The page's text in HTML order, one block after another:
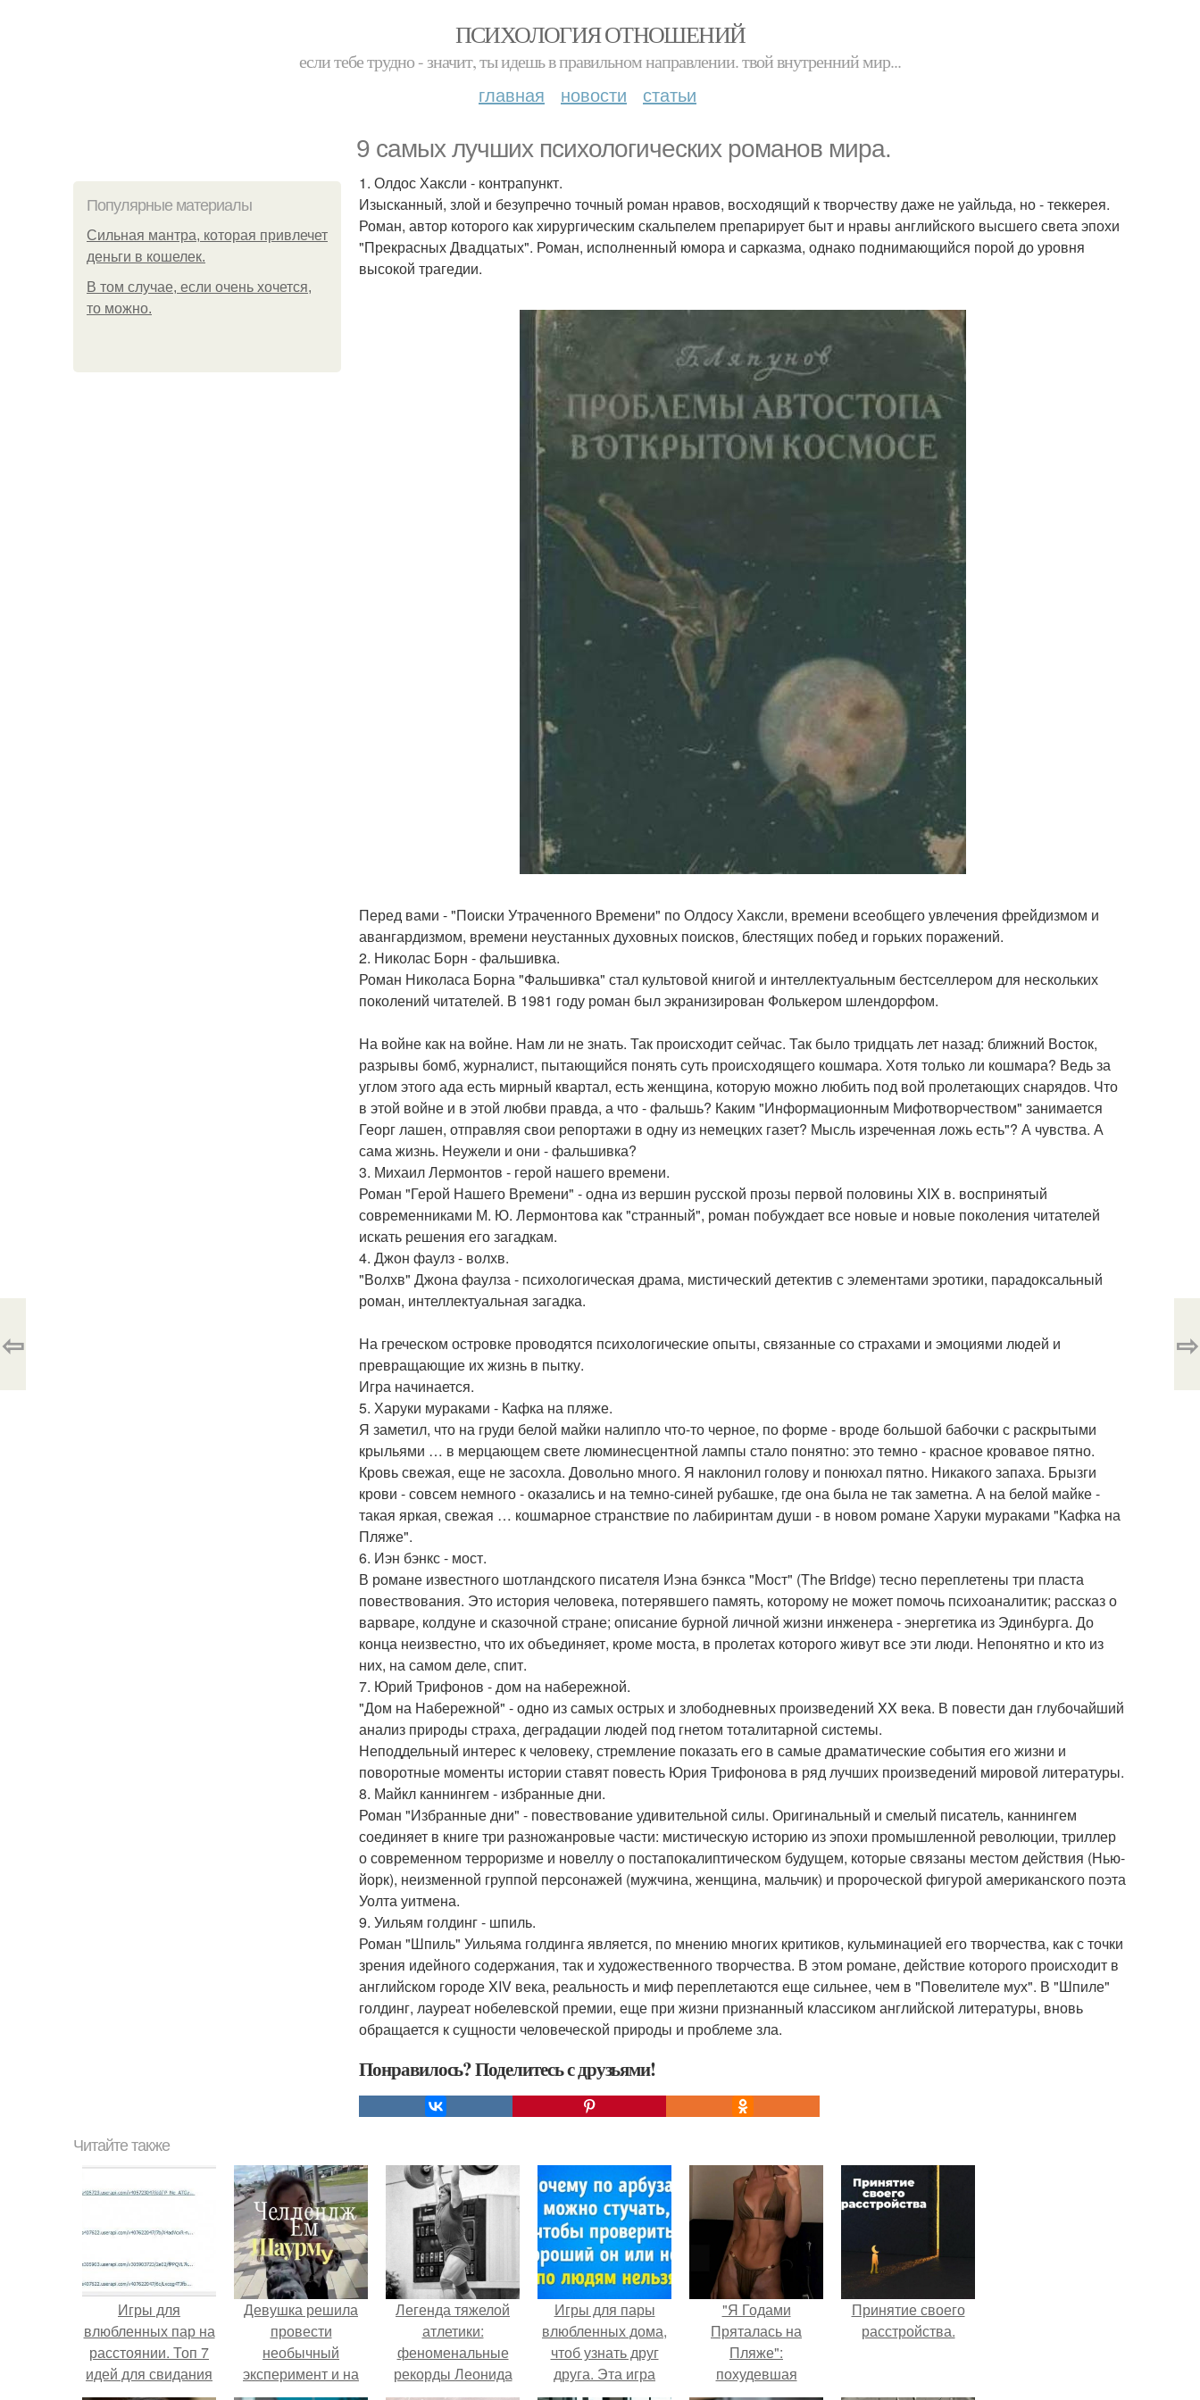
ПСИХОЛОГИЯ ОТНОШЕНИЙ
если тебе трудно - значит, ты идешь в правильном направлении. твой внутренний мир...
главная новости статьи
9 самых лучших психологических романов мира.
Популярные материалы
Сильная мантра, которая привлечет
деньги в кошелек.
В том случае, если очень хочется,
то можно.
1. Олдос Хаксли - контрапункт.
Изысканный, злой и безупречно точный роман нравов, восходящий к творчеству даже не уайльда, но - теккерея.
Роман, автор которого как хирургическим скальпелем препарирует быт и нравы английского высшего света эпохи
"Прекрасных Двадцатых". Роман, исполненный юмора и сарказма, однако поднимающийся порой до уровня
высокой трагедии.
Перед вами - "Поиски Утраченного Времени" по Олдосу Хаксли, времени всеобщего увлечения фрейдизмом и
авангардизмом, времени неустанных духовных поисков, блестящих побед и горьких поражений.
2. Николас Борн - фальшивка.
Роман Николаса Борна "Фальшивка" стал культовой книгой и интеллектуальным бестселлером для нескольких
поколений читателей. В 1981 году роман был экранизирован Фолькером шлендорфом.
На войне как на войне. Нам ли не знать. Так происходит сейчас. Так было тридцать лет назад: ближний Восток,
разрывы бомб, журналист, пытающийся понять суть происходящего кошмара. Хотя только ли кошмара? Ведь за
углом этого ада есть мирный квартал, есть женщина, которую можно любить под вой пролетающих снарядов. Что
в этой войне и в этой любви правда, а что - фальшь? Каким "Информационным Мифотворчеством" занимается
Георг лашен, отправляя свои репортажи в одну из немецких газет? Мысль изреченная ложь есть"? А чувства. А
сама жизнь. Неужели и они - фальшивка?
3. Михаил Лермонтов - герой нашего времени.
Роман "Герой Нашего Времени" - одна из вершин русской прозы первой половины XIX в. воспринятый
современниками М. Ю. Лермонтова как "странный", роман побуждает все новые и новые поколения читателей
искать решения его загадкам.
4. Джон фаулз - волхв.
"Волхв" Джона фаулза - психологическая драма, мистический детектив с элементами эротики, парадоксальный
роман, интеллектуальная загадка.
На греческом островке проводятся психологические опыты, связанные со страхами и эмоциями людей и
превращающие их жизнь в пытку.
Игра начинается.
5. Харуки мураками - Кафка на пляже.
Я заметил, что на груди белой майки налипло что-то черное, по форме - вроде большой бабочки с раскрытыми
крыльями … в мерцающем свете люминесцентной лампы стало понятно: это темно - красное кровавое пятно.
Кровь свежая, еще не засохла. Довольно много. Я наклонил голову и понюхал пятно. Никакого запаха. Брызги
крови - совсем немного - оказались и на темно-синей рубашке, где она была не так заметна. А на белой майке -
такая яркая, свежая … кошмарное странствие по лабиринтам души - в новом романе Харуки мураками "Кафка на
Пляже".
6. Иэн бэнкс - мост.
В романе известного шотландского писателя Иэна бэнкса "Мост" (The Bridge) тесно переплетены три пласта
повествования. Это история человека, потерявшего память, которому не может помочь психоаналитик; рассказ о
варваре, колдуне и сказочной стране; описание бурной личной жизни инженера - энергетика из Эдинбурга. До
конца неизвестно, что их объединяет, кроме моста, в пролетах которого живут все эти люди. Непонятно и кто из
них, на самом деле, спит.
7. Юрий Трифонов - дом на набережной.
"Дом на Набережной" - одно из самых острых и злободневных произведений XX века. В повести дан глубочайший
анализ природы страха, деградации людей под гнетом тоталитарной системы.
Неподдельный интерес к человеку, стремление показать его в самые драматические события его жизни и
поворотные моменты истории ставят повесть Юрия Трифонова в ряд лучших произведений мировой литературы.
8. Майкл каннингем - избранные дни.
Роман "Избранные дни" - повествование удивительной силы. Оригинальный и смелый писатель, каннингем
соединяет в книге три разножанровые части: мистическую историю из эпохи промышленной революции, триллер
о современном терроризме и новеллу о постапокалиптическом будущем, которые связаны местом действия (Нью-
йорк), неизменной группой персонажей (мужчина, женщина, мальчик) и пророческой фигурой американского поэта
Уолта уитмена.
9. Уильям голдинг - шпиль.
Роман "Шпиль" Уильяма голдинга является, по мнению многих критиков, кульминацией его творчества, как с точки
зрения идейного содержания, так и художественного творчества. В этом романе, действие которого происходит в
английском городе XIV века, реальность и миф переплетаются еще сильнее, чем в "Повелителе мух". В "Шпиле"
голдинг, лауреат нобелевской премии, еще при жизни признанный классиком английской литературы, вновь
обращается к сущности человеческой природы и проблеме зла.
Понравилось? Поделитесь с друзьями!
⇦ ⇨
Читайте также
Игры для
влюбленных пар на
расстоянии. Топ 7
идей для свидания
на расстоянии
Девушка решила
провести
необычный
эксперимент и на
протяжении 30
Легенда тяжелой
атлетики:
феноменальные
рекорды Леонида
Тараненко.
Игры для пары
влюбленных дома,
чтоб узнать друг
друга. Эта игра
поможет узнать
"Я Годами
Пряталась на
Пляже":
похудевшая
невестка Валерии
Принятие своего
расстройства.